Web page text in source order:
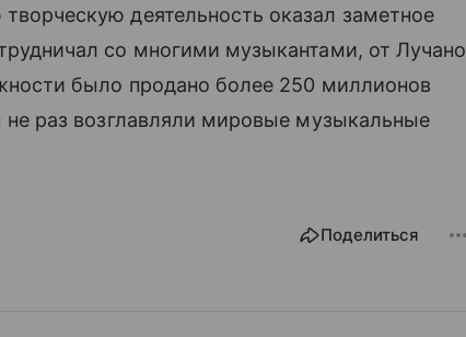
деятельность оказал заметное
со многими музыкантами, от Лучано
было продано более 250 миллионов
раз возглавляли мировые музыкальные
Поделиться